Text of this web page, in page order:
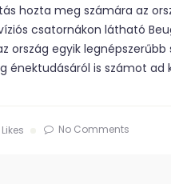
hozta meg számára az
csatornákon látható
ország egyik
énektudásáról is számot ad
Likes No Comments